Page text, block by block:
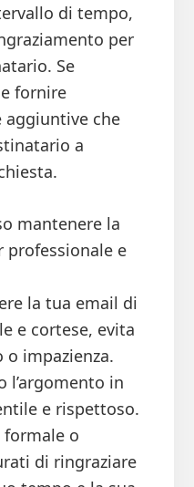
di tempo,
per
Se
fornire
che
a
mantenere la
professionale e
la tua email di
e cortese, evita
impazienza.
l’argomento in
e rispettoso.
o
di ringraziare